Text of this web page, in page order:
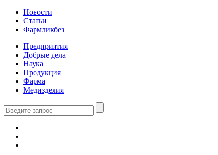
Новости
Статьи
Фармликбез
Предприятия
Добрые дела
Наука
Продукция
Фарма
Медизделия